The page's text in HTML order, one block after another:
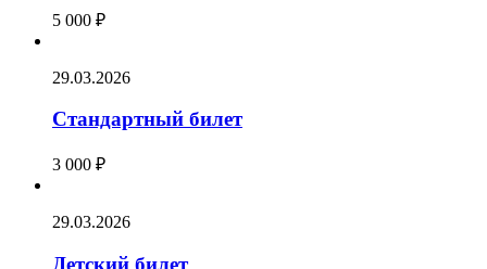
5 000 ₽
29.03.2026
Стандартный билет
3 000 ₽
29.03.2026
Детский билет